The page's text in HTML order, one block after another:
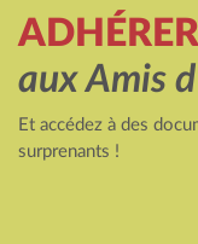
ADHÉRER
aux Amis
Et accédez à des
surprenants !